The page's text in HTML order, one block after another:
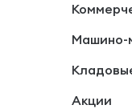
Машино-
Акции